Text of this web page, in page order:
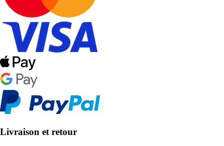
Livraison et retour